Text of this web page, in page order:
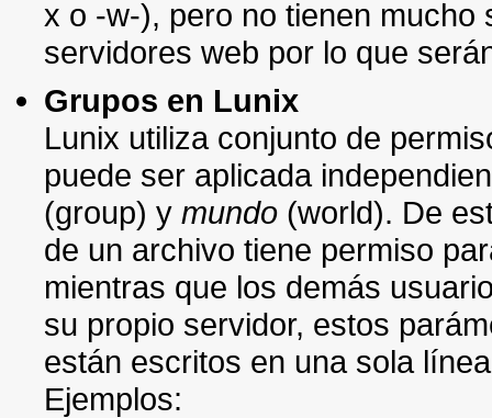
x o -w-), pero no tienen mucho
servidores web por lo que
Grupos en Lunix
Lunix utiliza conjunto de
puede ser aplicada
(group) y mundo (world). De
de un archivo tiene permiso
mientras que los demás
su propio servidor, estos
están escritos en una sola
Ejemplos: